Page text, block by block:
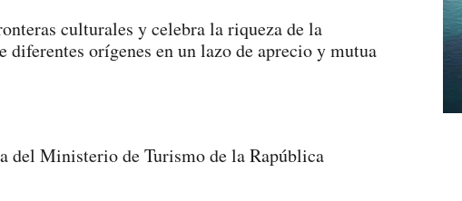
culturales y celebra la riqueza de la
diferentes orígenes en un lazo de aprecio y mutua
del Ministerio de Turismo de la Rapública